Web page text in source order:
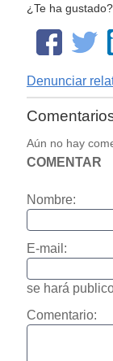
¿Te ha
Denunciar
Aún no hay
COMENTAR
Nombre:
E-mail:
se hará
Comentario: